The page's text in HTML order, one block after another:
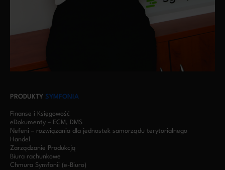
PRODUKTY SYMFONIA
Finanse i Księgowość
eDokumenty – ECM, DMS
Nefeni – rozwiązania dla jednostek samorządu terytorialnego
Handel
Zarządzanie Produkcją
Biura rachunkowe
Chmura Symfonii (e-Biuro)